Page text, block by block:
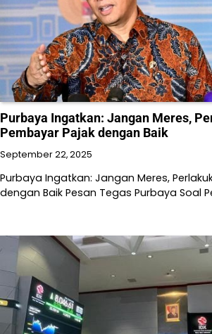
Purbaya Ingatkan: Jangan Meres,
Pembayar Pajak dengan Baik
September 22, 2025
Purbaya Ingatkan: Jangan Meres,
dengan Baik Pesan Tegas Purbaya Soal